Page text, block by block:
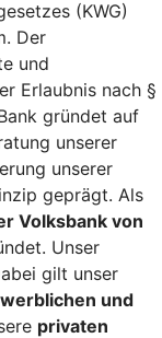
(KWG)
Der
und
Erlaubnis nach §
gründet auf
unserer
unserer
geprägt. Als
Volksbank von
Unser
gilt unser
und
privaten